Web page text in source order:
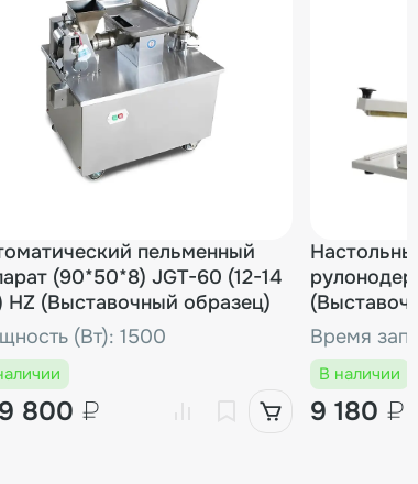
пельменный
(90*50*8) JGT-60 (12-14
HZ (Выставочный образец)
(Вт): 1500
800 ₽
Время
В наличии
9 180 ₽